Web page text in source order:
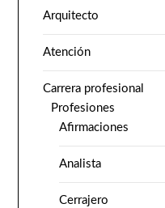
Arquitecto
Atención
Carrera profesional
Profesiones
Afirmaciones
Analista
Cerrajero